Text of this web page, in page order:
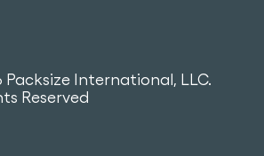
Packsize International, LLC.
Reserved